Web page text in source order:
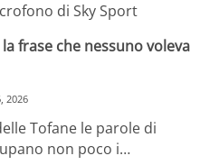
frase che nessuno voleva
2026
Tofane le parole di
non poco i…